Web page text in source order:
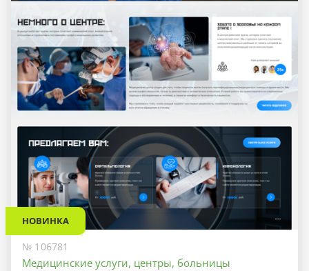
НОВИНКА
№ 106781
Медицинские услуги, центры, больницы